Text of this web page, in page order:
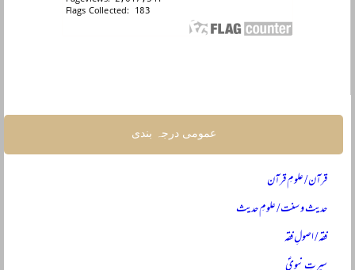
عمومی درجہ بندی
قرآن / علومِ قرآن
حدیث و سنت / علومِ حدیث
فقہ / اصولِ فقہ